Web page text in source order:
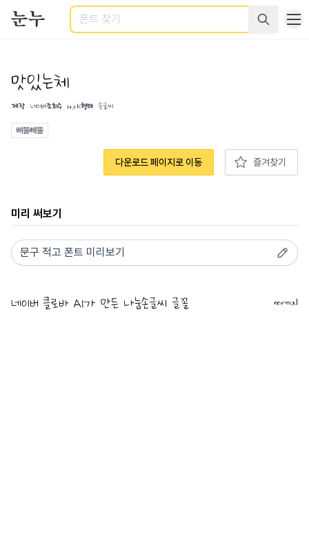
검색
맛있는체
제작 네이버조회수 14.6K형태 손글씨
삐뚤빼뚤
다운로드 페이지로 이동 즐겨찾기
미리 써보기
normal